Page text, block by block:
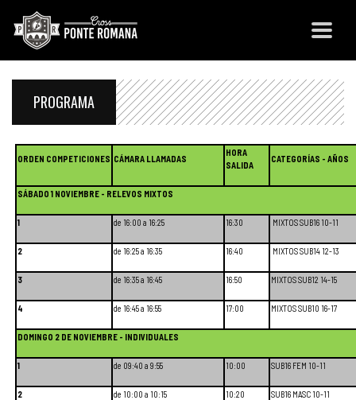
PROGRAMA
ORDEN COMPETICIONES CÁMARA LLAMADAS
HORA
SALIDA
CATEGORÍAS - AÑOS
SÁBADO 1 NOVIEMBRE - RELEVOS MIXTOS
1 de 16:00 a 16:25 16:30 MIXTOS SUB16 10-11
2 de 16:25 a 16:35 16:40 MIXTOS SUB14 12-13
3 de 16:35 a 16:45 16:50 MIXTOS SUB12 14-15
4 de 16:45 a 16:55 17:00 MIXTOS SUB10 16-17
DOMINGO 2 DE NOVIEMBRE - INDIVIDUALES
1 de 09:40 a 9:55 10:00 SUB16 FEM 10-11
2 de 10:00 a 10:15 10:20 SUB16 MASC 10-11